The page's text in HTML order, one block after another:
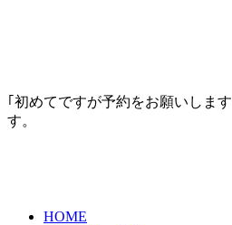
｢初めてですが予約をお願いしま
す。
HOME